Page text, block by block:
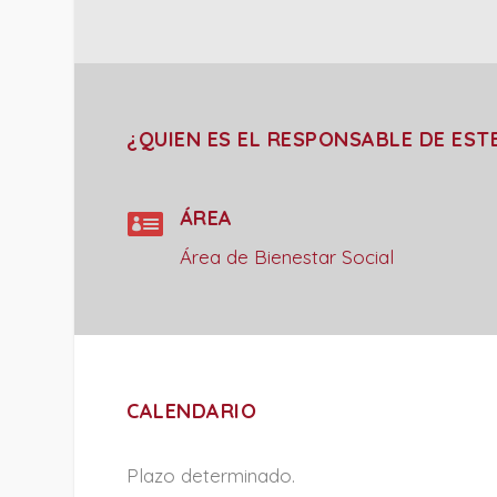
¿QUIEN ES EL RESPONSABLE DE
 ÁREA
Área de Bienestar Social
CALENDARIO
Plazo determinado.